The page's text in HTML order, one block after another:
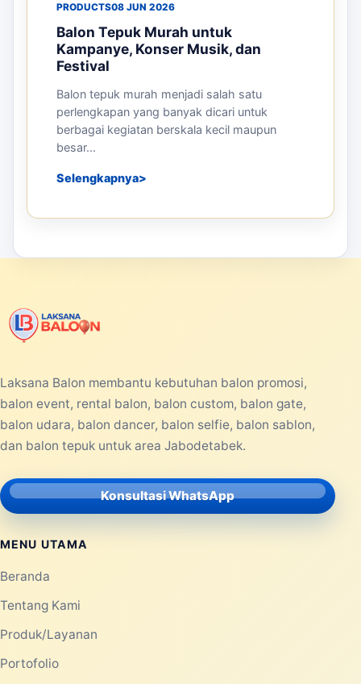
PRODUCTS08 JUN 2026
Balon Tepuk Murah untuk
Kampanye, Konser Musik, dan
Festival
Balon tepuk murah menjadi salah satu
perlengkapan yang banyak dicari untuk
berbagai kegiatan berskala kecil maupun
besar...
Selengkapnya
Laksana Balon membantu kebutuhan balon promosi,
balon event, rental balon, balon custom, balon gate,
balon udara, balon dancer, balon selfie, balon sablon,
dan balon tepuk untuk area Jabodetabek.
Konsultasi WhatsApp
MENU UTAMA
Beranda
Tentang Kami
Produk/Layanan
Portofolio